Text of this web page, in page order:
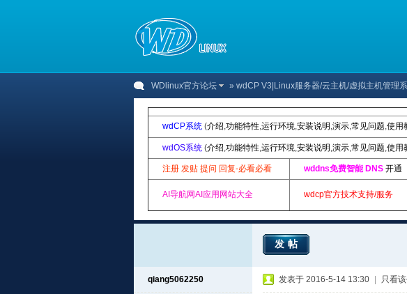
WDlinux官方论坛 » wdCP V3|Linux服务器/云主机/虚拟主机管理
wdCP系统 (介绍,功能特性,运行环境,安装说明 ,演示,常见问题,使用
wdOS系统 (介绍,功能特性,运行环境,安装说明 ,演示,常见问题,使用
注册 发贴 提问 回复-必看必看 wddns免费智能 DNS 开通
AI导航网AI应用网站大全 wdcp官方技术支持/服务
发帖
qiang5062250 发表于 2016-5-14 13:30 只看